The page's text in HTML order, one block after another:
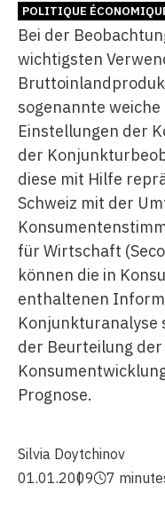
POLITIQUE
Bei der
wichtigsten
sogenannte
Einstellungen der
der
diese mit Hilfe
Schweiz mit der
für Wirtschaft
können die in
enthaltenen
Konjunkturanalyse
der Beurteilung
Prognose.
Silvia Doytchinov
01.01.2009
7